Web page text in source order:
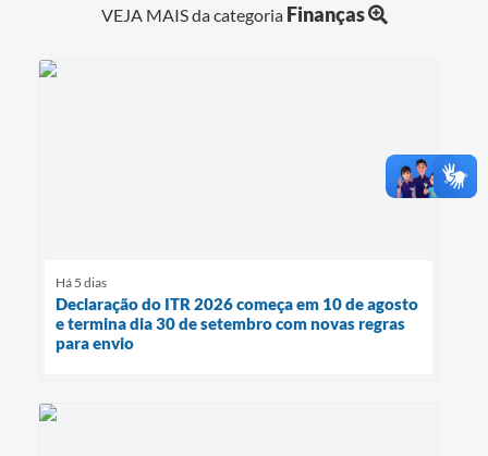
VEJA MAIS da categoria Finanças
Há 5 dias
Declaração do ITR 2026 começa em 10 de agosto
e termina dia 30 de setembro com novas regras
para envio